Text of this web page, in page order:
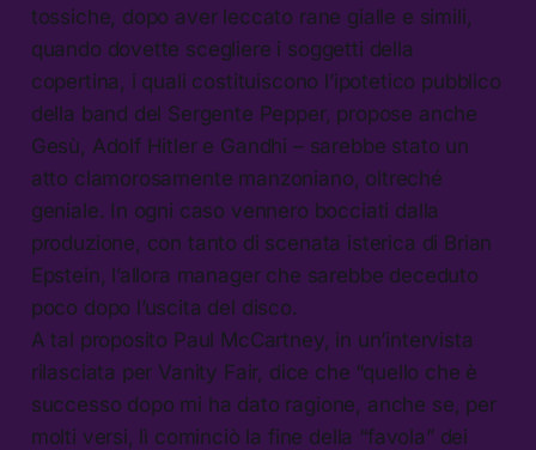
tossiche, dopo aver leccato rane gialle e simili,
quando dovette scegliere i soggetti della
copertina, i quali costituiscono l’ipotetico pubblico
della band del Sergente Pepper, propose anche
Gesù, Adolf Hitler e Gandhi – sarebbe stato un
atto clamorosamente manzoniano, oltreché
geniale. In ogni caso vennero bocciati dalla
produzione, con tanto di scenata isterica di Brian
Epstein, l’allora manager che sarebbe deceduto
poco dopo l’uscita del disco.
A tal proposito Paul McCartney, in un’intervista
rilasciata per Vanity Fair, dice che “quello che è
successo dopo mi ha dato ragione, anche se, per
molti versi, lì cominciò la fine della “favola” dei